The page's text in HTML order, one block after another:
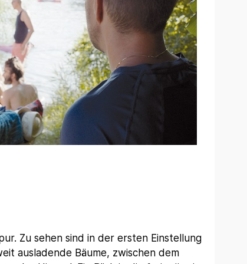
Zu sehen sind in der ersten Einstellung
ausladende Bäume, zwischen dem